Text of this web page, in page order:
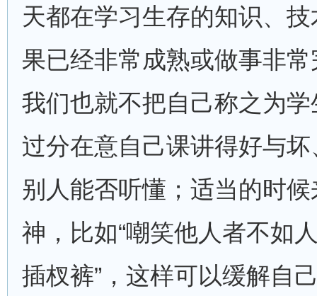
天都在学习生存的知识、
果已经非常成熟或做事非
我们也就不把自己称之为
过分在意自己课讲得好与
别人能否听懂；适当的时
神，比如“嘲笑他人者不如
插杈裤”，这样可以缓解自